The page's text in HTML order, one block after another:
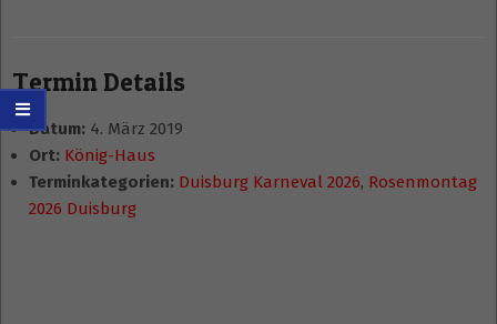
Termin Details
Datum: 4. März 2019
Ort: König-Haus
Terminkategorien: Duisburg Karneval 2026, Rosenmontag
2026 Duisburg